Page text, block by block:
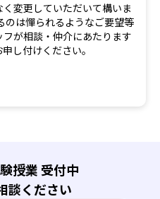
変更していただいて構いま
のは憚られるようなご要望等
が相談・仲介にあたります
し付けください。
授業 受付中
談ください